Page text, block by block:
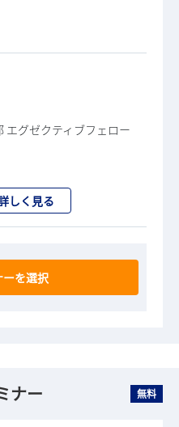
）TKC
エグゼクティブフェロー
しく見る
ーを選択
ナー 無料